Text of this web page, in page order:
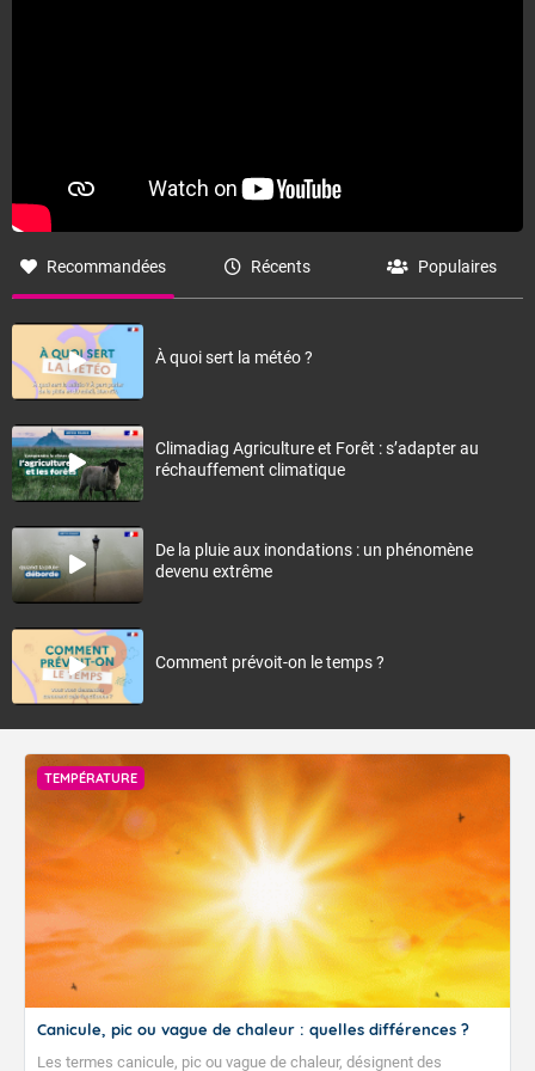
Recommandées Récents Populaires
À quoi sert la météo ?
Climadiag Agriculture et Forêt : s’adapter au
réchauffement climatique
De la pluie aux inondations : un phénomène
devenu extrême
Comment prévoit-on le temps ?
TEMPÉRATURE
Canicule, pic ou vague de chaleur : quelles différences ?
Les termes canicule, pic ou vague de chaleur, désignent des